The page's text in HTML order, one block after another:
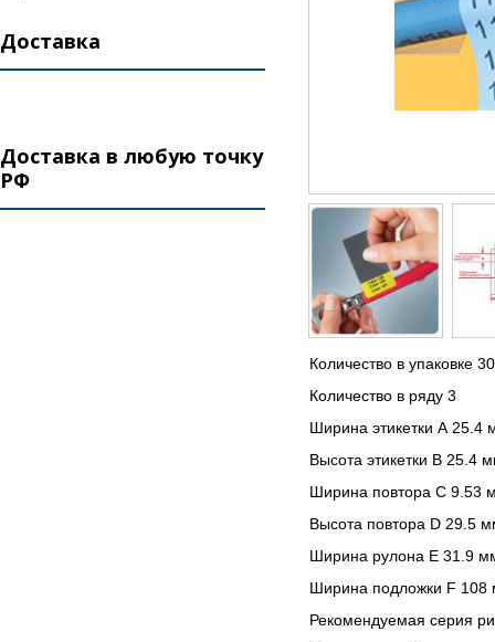
Доставка
Доставка в любую точку
РФ
Количество в упаковке
Количество в ряду 3
Ширина этикетки А 25.4
Высота этикетки В 25.4
Ширина повтора С 9.53
Высота повтора D 29.5
Ширина рулона Е 31.9
Ширина подложки F 108
Рекомендуемая серия